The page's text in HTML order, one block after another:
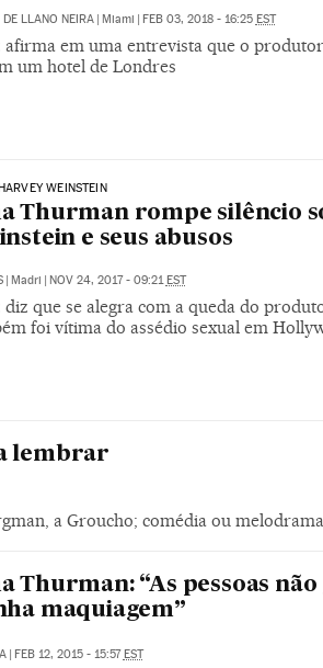
LLANO NEIRA | Miami | FEB 03, 2018 - 16:25 EST
em uma entrevista que o
um hotel de Londres
WEINSTEIN
Thurman rompe silêncio
e seus abusos
Madri NOV 24, 2017 - 09:21 EST
que se alegra com a queda do
foi vítima do assédio sexual em
lembrar
a Groucho; comédia ou
Thurman: “As pessoas
maquiagem”
| FEB 12, 2015 - 15:57EST